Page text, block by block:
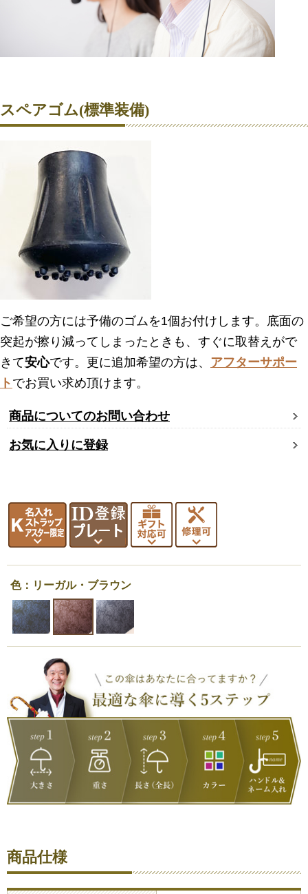
スペアゴム(標準装備)
ご希望の方には予備のゴムを1個お付けします。底面の
突起が擦り減ってしまったときも、すぐに取替えがで
きて安心です。更に追加希望の方は、 アフターサポー
ト でお買い求め頂けます。
商品についてのお問い合わせ
お気に入りに登録
色：リーガル・ブラウン
商品仕様